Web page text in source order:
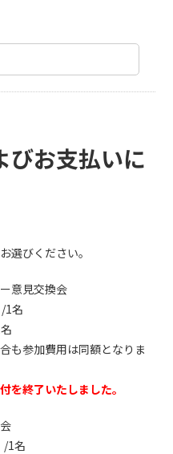
びお支払いに
選びください。
意見交換会
/1名
も参加費用は同額となりま
を終了いたしました。
1名